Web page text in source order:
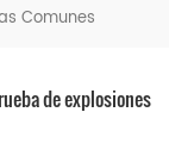
Comunes
de explosiones